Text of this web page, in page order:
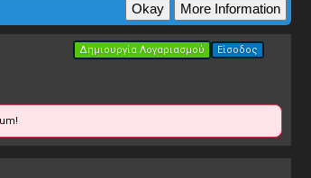
Δημιουργία Λογαριασμού Είσοδος